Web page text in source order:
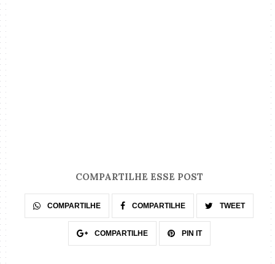
COMPARTILHE ESSE POST
COMPARTILHE COMPARTILHE TWEET
COMPARTILHE PIN IT